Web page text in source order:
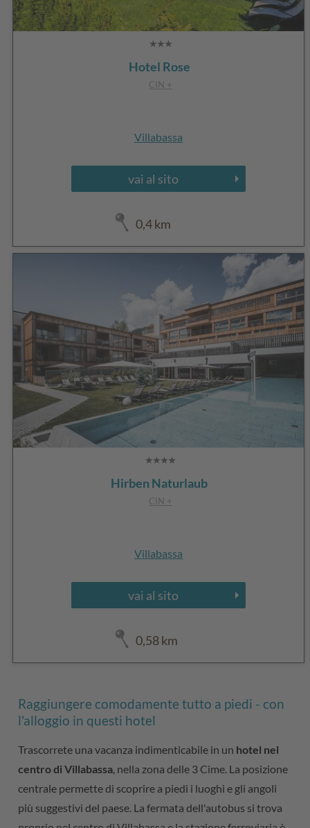
Hotel Rose
CIN +
Villabassa
vai al sito
0,4 km
Hirben Naturlaub
CIN +
Villabassa
vai al sito
0,58 km
Raggiungere comodamente tutto a piedi - con
l'alloggio in questi hotel
Trascorrete una vacanza indimenticabile in un hotel nel
centro di Villabassa , nella zona delle 3 Cime. La posizione
centrale permette di scoprire a piedi i luoghi e gli angoli
più suggestivi del paese. La fermata dell'autobus si trova